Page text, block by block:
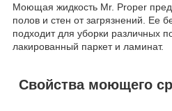
Моющая жидкость Mr. Proper
полов и стен от загрязнений. Ее
подходит для уборки различных
лакированный паркет и ламинат.
Свойства моющего